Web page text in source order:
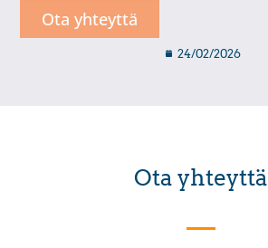
Ota yhteyttä
24/02/2026
Ota yhteyttä